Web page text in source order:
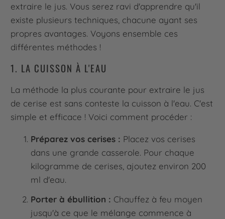
extraire le jus. Vous serez ravi d'apprendre qu'il
existe plusieurs techniques, chacune ayant ses
propres avantages. Voyons ensemble ces
différentes méthodes !
1. LA CUISSON À L'EAU
La méthode la plus courante pour extraire le jus
de cerise est sans conteste la cuisson à l'eau. C'est
simple et efficace ! Voici comment procéder :
Préparez vos cerises : Placez vos cerises
dans une grande casserole. Pour chaque
kilogramme de cerises, ajoutez environ 200
ml d'eau.
Porter à ébullition : Chauffez à feu moyen
jusqu'à ce que le mélange commence à